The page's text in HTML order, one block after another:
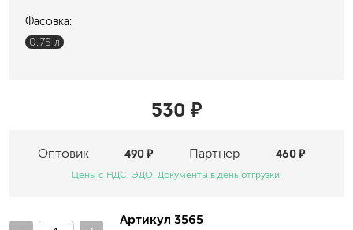
Фасовка:
0,75 л
530 ₽
Оптовик Партнер
490 ₽ 460 ₽
Цены с НДС. ЭДО. Документы в день отгрузки.
Артикул 3565